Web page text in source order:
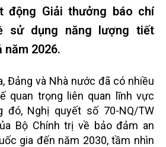
động Giải thưởng báo chí
sử dụng năng lượng tiết
năm 2026.
Đảng và Nhà nước đã có nhiều
quan trọng liên quan lĩnh vực
đó, Nghị quyết số 70-NQ/TW
Bộ Chính trị về bảo đảm an
gia đến năm 2030, tầm nhìn